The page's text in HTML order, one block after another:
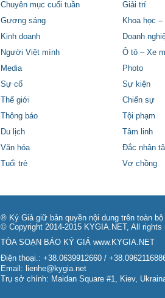
Chuyên mục cuối tuần
Giải trí
Gương sáng
Khoa học –
Kinh doanh
Doanh
Người Việt mình
Ô tô – Xe
Media
Photo
Sự cố
Sự kiện
Thế giới
Chiến sự
Thông báo
Tội phạm
Du lịch
Tâm linh
Văn hóa
Đắc nhân
Tuổi trẻ
Vợ chồng
® Ký Giả giữ bản quyền nội dung trên toàn bộ
© Copyright 2014-2015 KYGIA.NET, All rights
TÒA SOẠN BÁO KÝ GIẢ www.KYGIA.NET
Điện thoại.: +38.0639912660 /
Email: lienhe@kygia.net
Trụ sở chính: Maidan Square #1, Kiev,